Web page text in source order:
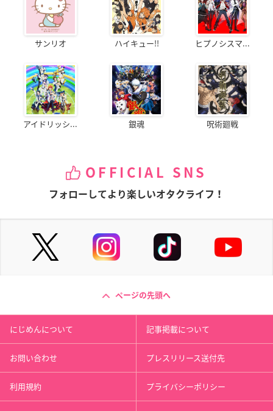
サンリオ ハイキュー!! ヒプノシスマ...
アイドリッシ... 銀魂 呪術廻戦
OFFICIAL SNS
フォローしてより楽しいオタクライフ！
ページの先頭へ
にじめんについて 記事掲載について
お問い合わせ プレスリリース送付先
利用規約 プライバシーポリシー